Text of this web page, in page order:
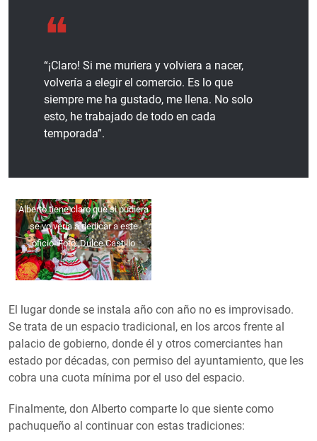
“¡Claro! Si me muriera y volviera a nacer,
volvería a elegir el comercio. Es lo que
siempre me ha gustado, me llena. No solo
esto, he trabajado de todo en cada
temporada”.
Alberto tiene claro que si pudiera
se volvería a dedicar a este
oficio. Foto: Dulce Castillo
El lugar donde se instala año con año no es improvisado.
Se trata de un espacio tradicional, en los arcos frente al
palacio de gobierno, donde él y otros comerciantes han
estado por décadas, con permiso del ayuntamiento, que les
cobra una cuota mínima por el uso del espacio.
Finalmente, don Alberto comparte lo que siente como
pachuqueño al continuar con estas tradiciones: